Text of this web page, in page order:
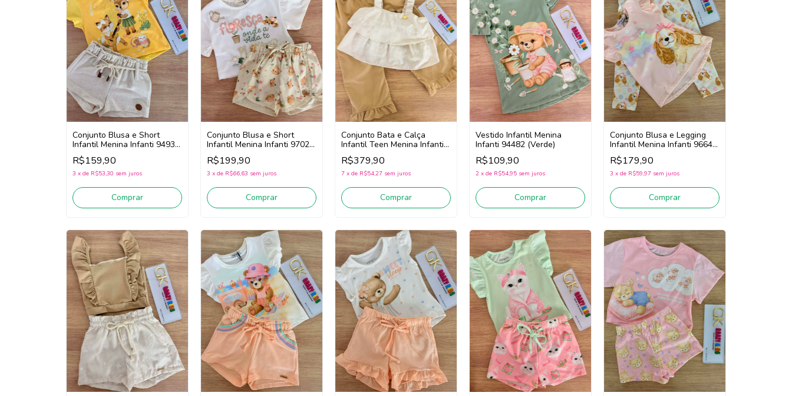
Conjunto Blusa e Short
Infantil Menina Infanti 94932
(Amarelo/Off White)
R$159,90
3 x de R$53,30 sem juros
Comprar
Conjunto Blusa e Short
Infantil Menina Infanti 97022
(Off White/Bege)
R$199,90
3 x de R$66,63 sem juros
Comprar
Conjunto Bata e Calça
Infantil Teen Menina Infanti
97090 (Off White/Bege)
R$379,90
7 x de R$54,27 sem juros
Comprar
Vestido Infantil Menina
Infanti 94482 (Verde)
R$109,90
2 x de R$54,95 sem juros
Comprar
Conjunto Blusa e Legging
Infantil Menina Infanti 96643
(Rosa/Verde)
R$179,90
3 x de R$59,97 sem juros
Comprar